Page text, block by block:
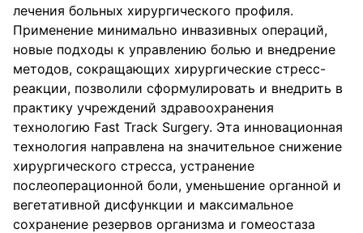
лечения больных хирургического профиля.
Применение минимально инвазивных операций,
новые подходы к управлению болью и внедрение
методов, сокращающих хирургические стресс-
реакции, позволили сформулировать и внедрить в
практику учреждений здравоохранения
технологию Fast Track Surgery. Эта инновационная
технология направлена на значительное снижение
хирургического стресса, устранение
послеоперационной боли, уменьшение органной и
вегетативной дисфункции и максимальное
сохранение резервов организма и гомеостаза